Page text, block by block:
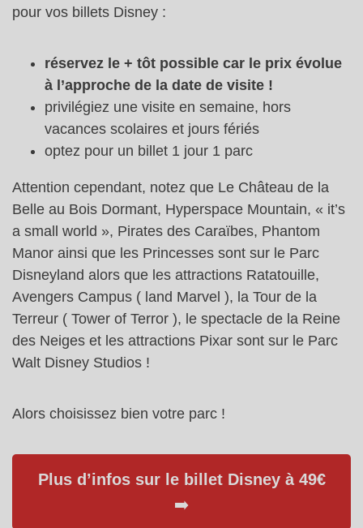
pour vos billets Disney :
réservez le + tôt possible car le prix évolue
à l’approche de la date de visite !
privilégiez une visite en semaine, hors
vacances scolaires et jours fériés
optez pour un billet 1 jour 1 parc
Attention cependant, notez que Le Château de la
Belle au Bois Dormant, Hyperspace Mountain, « it’s
a small world », Pirates des Caraïbes, Phantom
Manor ainsi que les Princesses sont sur le Parc
Disneyland alors que les attractions Ratatouille,
Avengers Campus ( land Marvel ), la Tour de la
Terreur ( Tower of Terror ), le spectacle de la Reine
des Neiges et les attractions Pixar sont sur le Parc
Walt Disney Studios !
Alors choisissez bien votre parc !
Plus d’infos sur le billet Disney à 49€
➡️